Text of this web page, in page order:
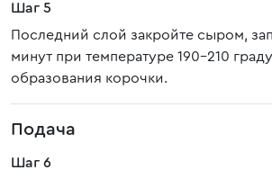
Шаг 5
Последний слой закройте сыром,
минут при температуре 190-210
образования корочки.
Подача
Шаг 6